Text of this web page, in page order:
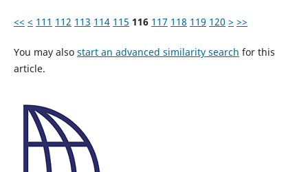
<< < 111 112 113 114 115 116 117 118 119 120 > >>
You may also start an advanced similarity search for this
article.